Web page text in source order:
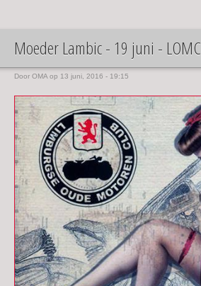
Moeder Lambic - 19 juni - LOMC
Door OMA op 13 juni, 2016 - 19:15